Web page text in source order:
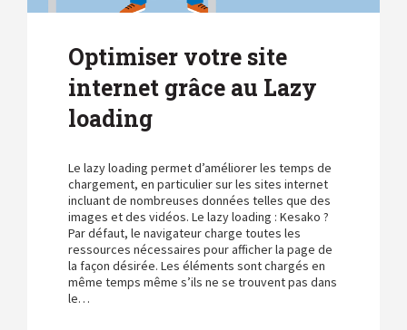
Optimiser votre site
internet grâce au Lazy
loading
Le lazy loading permet d’améliorer les temps de
chargement, en particulier sur les sites internet
incluant de nombreuses données telles que des
images et des vidéos. Le lazy loading : Kesako ?
Par défaut, le navigateur charge toutes les
ressources nécessaires pour afficher la page de
la façon désirée. Les éléments sont chargés en
même temps même s’ils ne se trouvent pas dans
le…